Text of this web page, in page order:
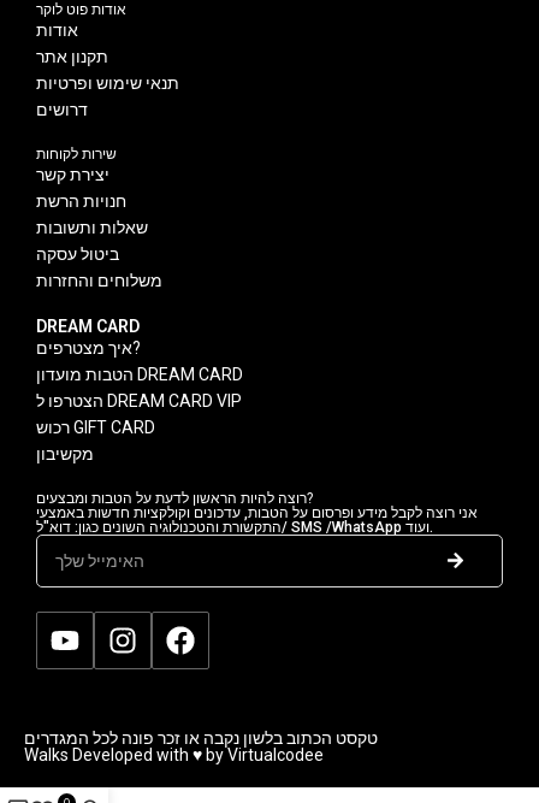
אודות פוט לוקר
אודות
תקנון אתר
תנאי שימוש ופרטיות
דרושים
שירות לקוחות
יצירת קשר
חנויות הרשת
שאלות ותשובות
ביטול עסקה
משלוחים והחזרות
DREAM CARD
איך מצטרפים?
הטבות מועדון DREAM CARD
הצטרפו ל DREAM CARD VIP
רכוש GIFT CARD
מקשיבון
רוצה להיות הראשון לדעת על הטבות ומבצעים?
אני רוצה לקבל מידע ופרסום על הטבות, עדכונים וקולקציות חדשות באמצעי
התקשורת והטכנולוגיה השונים כגון: דוא"ל/ SMS /WhatsApp ועוד.
טקסט הכתוב בלשון נקבה או זכר פונה לכל המגדרים
Walks Developed with ♥ by Virtualcodee